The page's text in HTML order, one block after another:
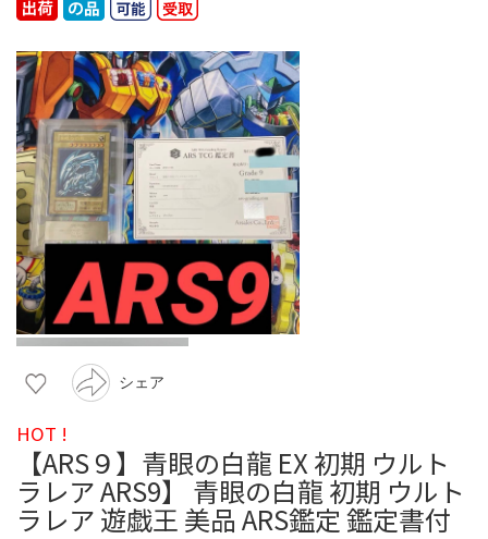
シェア
HOT !
【ARS９】青眼の白龍 EX 初期 ウルト
ラレア ARS9】 青眼の白龍 初期 ウルト
ラレア 遊戯王 美品 ARS鑑定 鑑定書付